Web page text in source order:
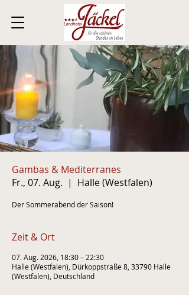
Gambas & Mediterranes
Fr., 07. Aug.
  |
Halle (Westfalen)
Der Sommerabend der Saison!
Zeit & Ort
07. Aug. 2026, 18:30 – 22:30
Halle (Westfalen), Dürkoppstraße 8, 33790 Halle
(Westfalen), Deutschland